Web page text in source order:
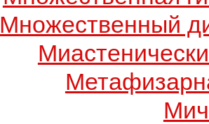
Множественный